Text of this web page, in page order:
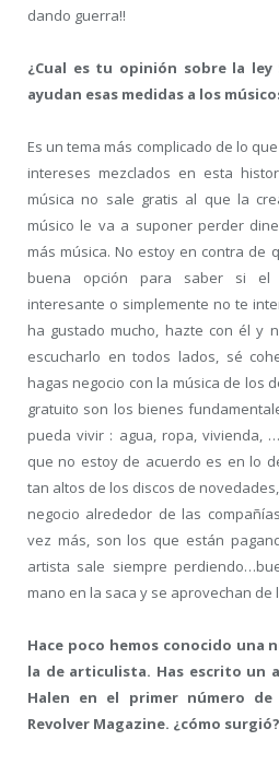
dando guerra!!
¿Cual es tu opinión sobre la ley
ayudan esas medidas a los
Es un tema más complicado de lo
intereses mezclados en esta
música no sale gratis al que la
músico le va a suponer perder
más música. No estoy en contra de
buena opción para saber si el
interesante o simplemente no te
ha gustado mucho, hazte con él y
escucharlo en todos lados, sé
hagas negocio con la música de los
gratuito son los bienes
pueda vivir : agua, ropa, vivienda,
que no estoy de acuerdo es en lo
tan altos de los discos de
negocio alrededor de las
vez más, son los que están
artista sale siempre
mano en la saca y se aprovechan
Hace poco hemos conocido una
la de articulista. Has escrito un
Halen en el primer número
Revolver Magazine. ¿cómo